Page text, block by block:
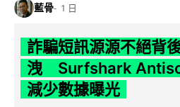
藍骨 1 日
詐騙短訊源源不絕背
洩 Surfshark
減少數據曝光